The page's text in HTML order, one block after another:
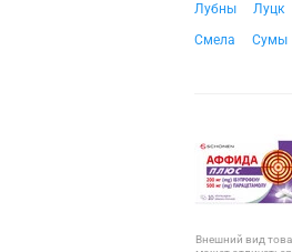
Лубны
Луцк
Смела
Сумы
Внешний вид